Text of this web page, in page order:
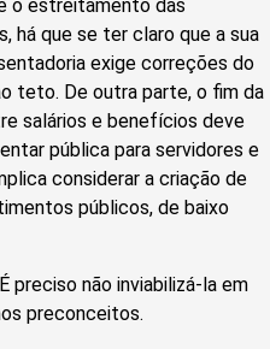
o estreitamento das
há que se ter claro que a sua
exige correções do
teto. De outra parte, o fim da
salários e benefícios deve
pública para servidores e
considerar a criação de
públicos, de baixo
preciso não inviabilizá-la em
preconceitos.